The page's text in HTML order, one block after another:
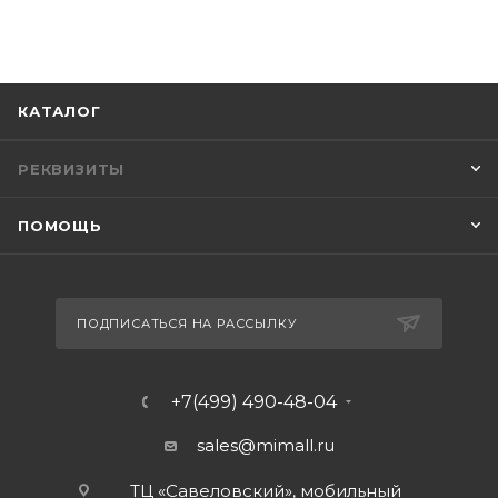
КАТАЛОГ
РЕКВИЗИТЫ
ПОМОЩЬ
ПОДПИСАТЬСЯ НА РАССЫЛКУ
+7(499) 490-48-04
sales@mimall.ru
ТЦ «Савеловский», мобильный